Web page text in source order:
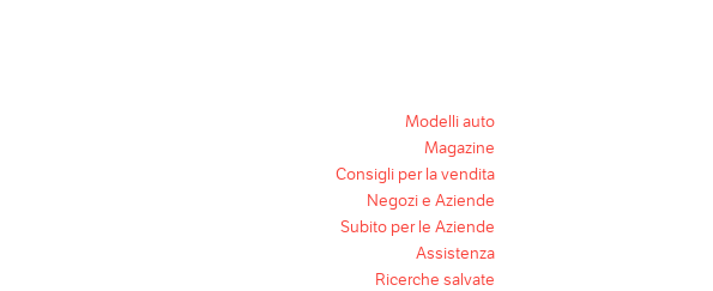
Modelli auto
Magazine
Consigli per la vendita
Negozi e Aziende
Subito per le Aziende
Assistenza
Ricerche salvate